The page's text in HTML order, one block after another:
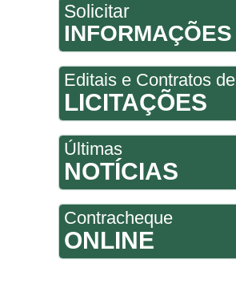
Solicitar
INFORMAÇÕES
Editais e Contratos de
LICITAÇÕES
Últimas
NOTÍCIAS
Contracheque
ONLINE